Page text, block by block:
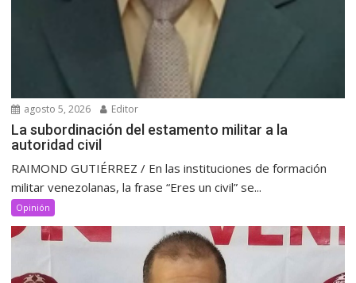
agosto 5, 2026 Editor
La subordinación del estamento militar a la
autoridad civil
RAIMOND GUTIÉRREZ / En las instituciones de formación
militar venezolanas, la frase “Eres un civil” se...
Opinión